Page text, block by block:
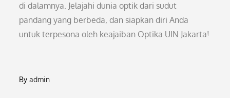
di dalamnya. Jelajahi dunia optik dari sudut
pandang yang berbeda, dan siapkan diri Anda
untuk terpesona oleh keajaiban Optika UIN Jakarta!
Byadmin